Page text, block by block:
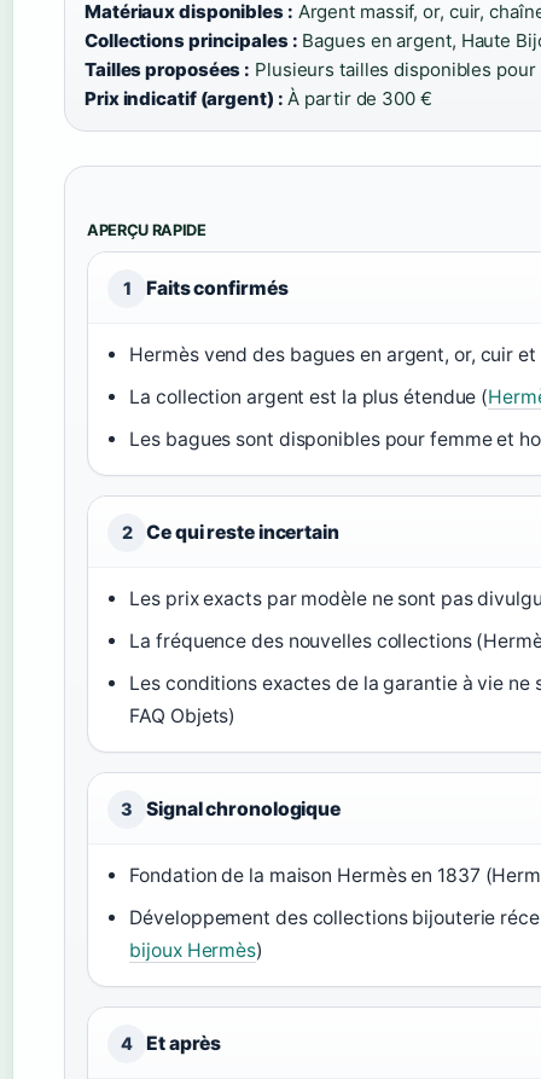
Matériaux disponibles : Argent massif, or, cuir,
Collections principales : Bagues en argent, Haute
Tailles proposées : Plusieurs tailles disponibles pour
Prix indicatif (argent) : À partir de 300 €
APERÇU RAPIDE
1 Faits confirmés
Hermès vend des bagues en argent, or, cuir et
La collection argent est la plus étendue (
Les bagues sont disponibles pour femme et
2 Ce qui reste incertain
Les prix exacts par modèle ne sont pas
La fréquence des nouvelles collections
Les conditions exactes de la garantie à vie
FAQ Objets)
3 Signal chronologique
Fondation de la maison Hermès en 1837
Développement des collections bijouterie
bijoux Hermès)
4 Et après